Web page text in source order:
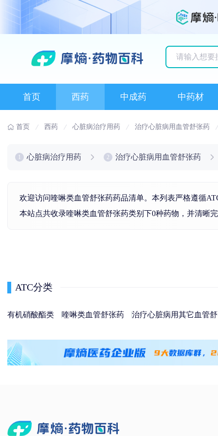
首页 西药 中成药 中药材
首页 西药 心脏病治疗用药 治疗心脏病用血管舒张药
心脏病治疗用药 2 治疗心脏病用血管舒张药
欢迎访问喹啉类血管舒张药药品清单。本列表严格遵循
本站点共收录喹啉类血管舒张药类别下0种药物，并清晰
ATC分类
有机硝酸酯类 喹啉类血管舒张药 治疗心脏病用其它血管